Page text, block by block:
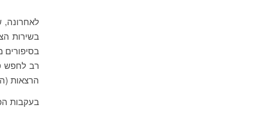
לאחרונה,
בשירות
רב לחפש
הרצאות
בעקבות